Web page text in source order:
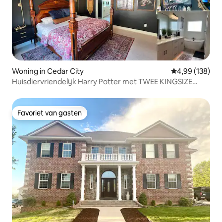
Woning in Cedar City Gemiddelde
4,99 (138)
Huisdiervriendelijk Harry Potter met TWEE KINGSIZE
Favoriet van gasten
Favoriet van gasten